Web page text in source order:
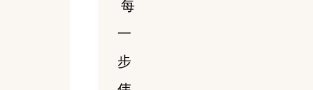
每
一
步